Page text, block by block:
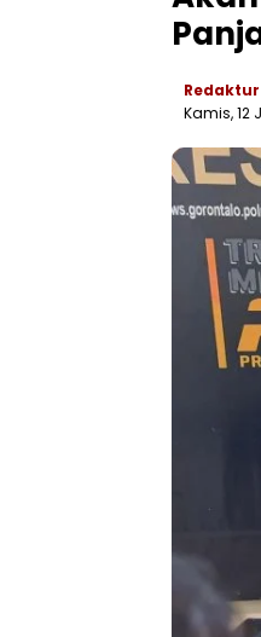
Redaktur
Kamis, 12